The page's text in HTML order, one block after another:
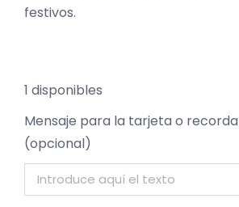
festivos.
1 disponibles
Mensaje para la tarjeta o
(opcional)